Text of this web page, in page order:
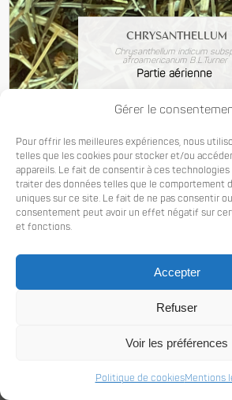
Gérer le
Pour offrir les meilleures expériences, nous
telles que les cookies pour stocker et/ou
appareils. Le fait de consentir à ces
traiter des données telles que le comportement
uniques sur ce site. Le fait de ne pas consentir
consentement peut avoir un effet négatif sur
et fonctions.
Accepter
Refuser
Voir les préférences
Politique de cookiesMentions
CHRYSANTHELLUM
Chrysanthellum indicum
afroamericanum B.L.Turner
Partie aérienne